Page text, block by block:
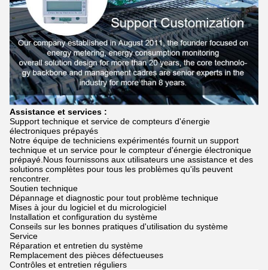
Assistance et services :
Support technique et service de compteurs d'énergie
électroniques prépayés
Notre équipe de techniciens expérimentés fournit un support
technique et un service pour le compteur d'énergie électronique
prépayé.Nous fournissons aux utilisateurs une assistance et des
solutions complètes pour tous les problèmes qu'ils peuvent
rencontrer.
Soutien technique
Dépannage et diagnostic pour tout problème technique
Mises à jour du logiciel et du micrologiciel
Installation et configuration du système
Conseils sur les bonnes pratiques d'utilisation du système
Service
Réparation et entretien du système
Remplacement des pièces défectueuses
Contrôles et entretien réguliers